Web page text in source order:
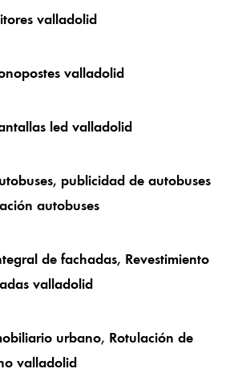
valladolid
valladolid
led valladolid
, publicidad de autobuses
autobuses
de fachadas, Revestimiento
valladolid
urbano, Rotulación de
valladolid